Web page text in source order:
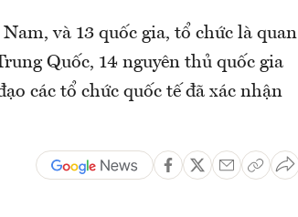
và 13 quốc gia, tổ chức là quan
Quốc, 14 nguyên thủ quốc gia
các tổ chức quốc tế đã xác nhận